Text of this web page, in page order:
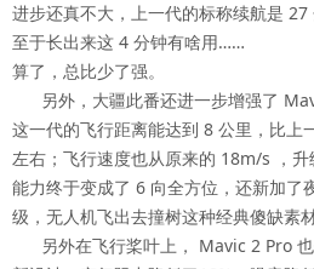
进步还真不大，上一代的标称续航是 27
至于长出来这 4 分钟有啥用……
算了，总比少了强。
另外，大疆此番还进一步增强了
这一代的飞行距离能达到 8 公里，比上
左右；飞行速度也从原来的 18m/s ，
能力终于变成了 6 向全方位，还新加了
级，无人机飞出去撞树这种经典傻缺素
另外在飞行桨叶上， Mavic 2 Pro 也